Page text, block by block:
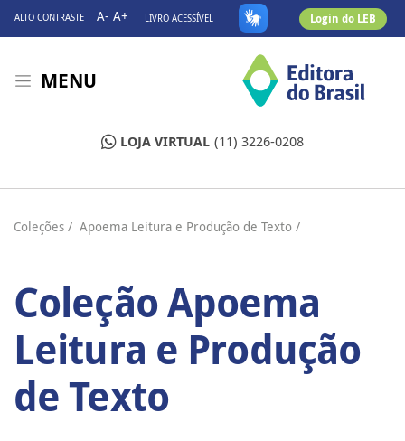
ALTO CONTRASTE A- A+ LIVRO ACESSÍVEL Login do LEB
MENU
LOJA VIRTUAL (11) 3226-0208
Coleções / Apoema Leitura e Produção de Texto /
Coleção Apoema
Leitura e Produção
de Texto